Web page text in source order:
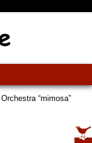
Orchestra “mimosa”